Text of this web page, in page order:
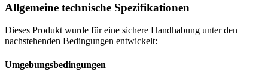
Allgemeine technische Spezifikationen
Dieses Produkt wurde für eine sichere Handhabung unter den
nachstehenden Bedingungen entwickelt:
Umgebungsbedingungen